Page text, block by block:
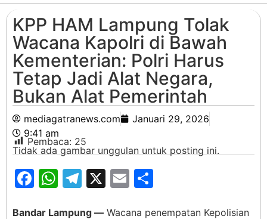
KPP HAM Lampung Tolak
Wacana Kapolri di Bawah
Kementerian: Polri Harus
Tetap Jadi Alat Negara,
Bukan Alat Pemerintah
mediagatranews.com
Januari 29, 2026
9:41 am
Pembaca: 25
Tidak ada gambar unggulan untuk posting ini.
Facebook
WhatsApp
Telegram
X Email
Bandar Lampung — Wacana penempatan Kepolisian